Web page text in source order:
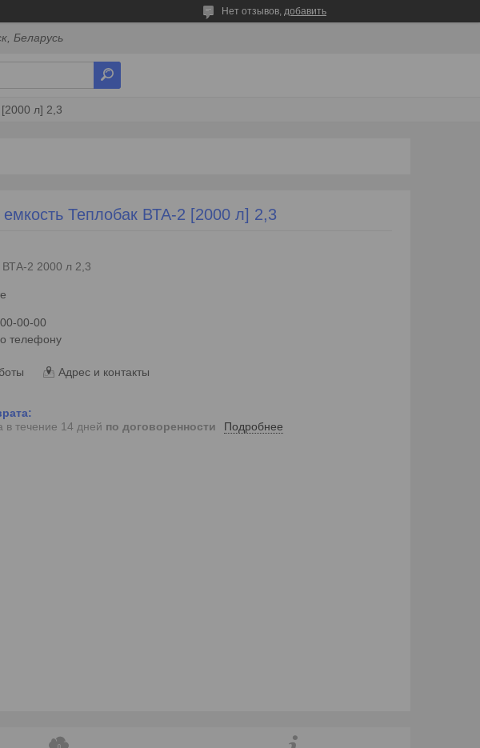
Нет отзывов, добавить
Беларусь
л] 2,3
Теплобак ВТА-2 [2000 л] 2,3
ВТА-2 2000 л 2,3
00-00
телефону
Адрес и контакты
в течение 14 дней по договоренности Подробнее